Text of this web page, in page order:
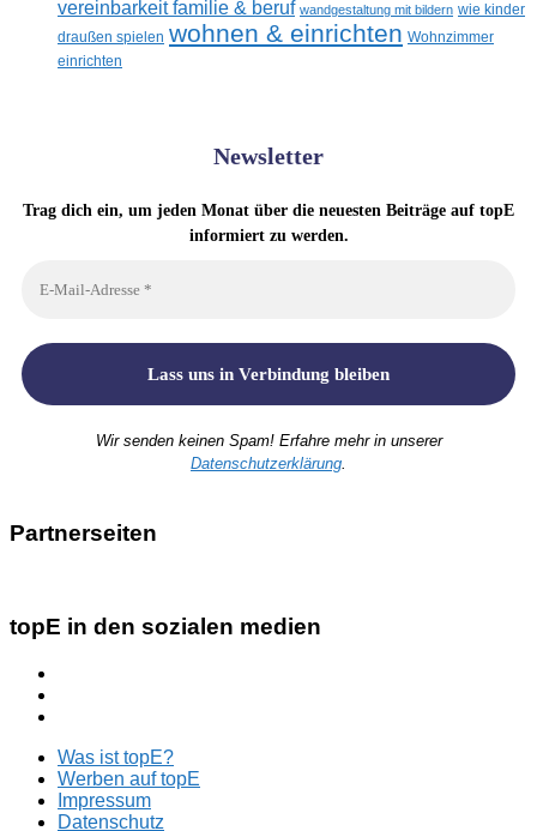
vereinbarkeit familie & beruf wandgestaltung mit bildern wie kinder
draußen spielen wohnen & einrichten Wohnzimmer
einrichten
Newsletter
Trag dich ein, um jeden Monat über die neuesten Beiträge auf topE
informiert zu werden.
Wir senden keinen Spam! Erfahre mehr in unserer
Datenschutzerklärung
Partnerseiten
topE in den sozialen medien
Was ist topE?
Werben auf topE
Impressum
Datenschutz